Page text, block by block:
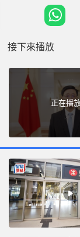
飛行任務圓滿
區驕傲地參與
接下來播放
正在播